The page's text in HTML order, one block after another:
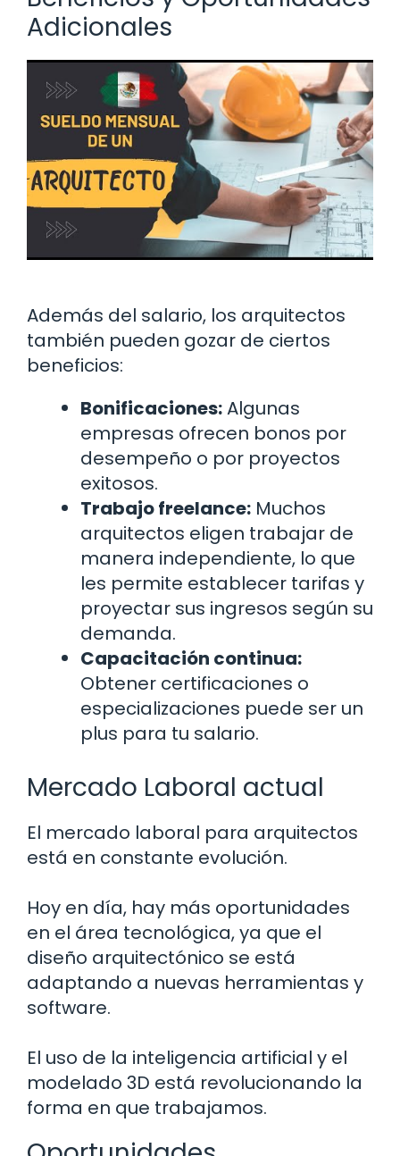
Adicionales
Además del salario, los arquitectos
también pueden gozar de ciertos
beneficios:
Bonificaciones:Algunas
empresas ofrecen bonos por
desempeño o por proyectos
exitosos.
Trabajo freelance: Muchos
arquitectos eligen trabajar de
manera independiente, lo que
les permite establecer tarifas y
proyectar sus ingresos según su
demanda.
Capacitación continua:
Obtener certificaciones o
especializaciones puede ser un
plus para tu salario.
Mercado Laboral actual
El mercado laboral para arquitectos
está en constante evolución.
Hoy en día, hay más oportunidades
en el área tecnológica, ya que el
diseño arquitectónico se está
adaptando a nuevas herramientas y
software.
El uso de la inteligencia artificial y el
modelado 3D está revolucionando la
forma en que trabajamos.